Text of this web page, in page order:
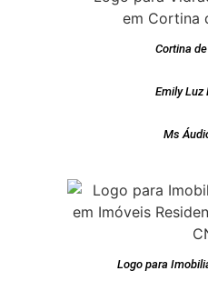
Cortina
Emily Luz
Ms
Logo para